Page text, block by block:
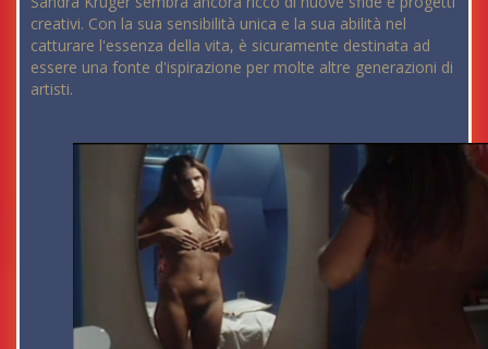
creativi. Con la sua sensibilità unica e la sua abilità nel
catturare l'essenza della vita, è sicuramente destinata ad
essere una fonte d'ispirazione per molte altre generazioni di
artisti.